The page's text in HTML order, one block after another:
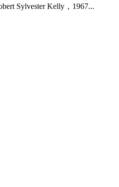
Sylvester Kelly，1967...